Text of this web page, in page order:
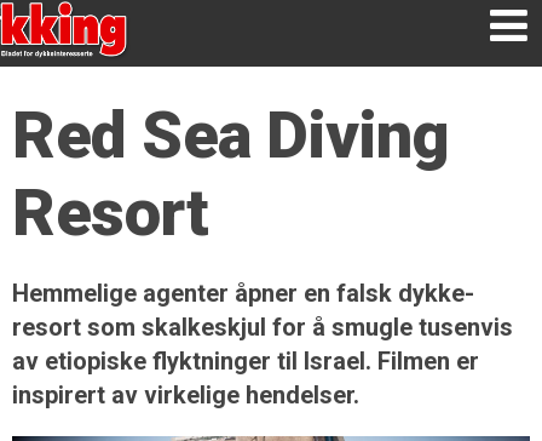
Red Sea Diving
Resort
Hemmelige agenter åpner en falsk dykke­
resort som skalkeskjul for å smugle tusenvis
av etiopiske flyktninger til Israel. Filmen er
inspirert av virkelige hendelser.